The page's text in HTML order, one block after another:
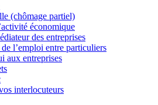
(chômage partiel)
économique
des entreprises
l’emploi entre particuliers
aux entreprises
interlocuteurs